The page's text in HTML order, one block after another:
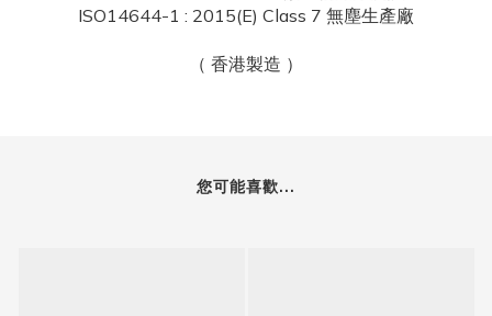
ISO14644-1 : 2015(E) Class 7 無塵生產廠
（ 香港製造 ）
您可能喜歡...